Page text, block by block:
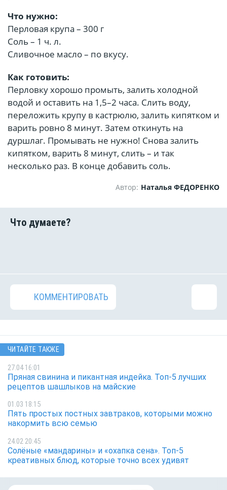
Что нужно:
Перловая крупа – 300 г
Соль – 1 ч. л.
Сливочное масло – по вкусу.
Как готовить:
Перловку хорошо промыть, залить холодной
водой и оставить на 1,5–2 часа. Слить воду,
переложить крупу в кастрюлю, залить кипятком и
варить ровно 8 минут. Затем откинуть на
дуршлаг. Промывать не нужно! Снова залить
кипятком, варить 8 минут, слить – и так
несколько раз. В конце добавить соль.
Автор: Наталья ФЕДОРЕНКО
КОММЕНТИРОВАТЬ
ЧИТАЙТЕ ТАКЖЕ
27.04 16:01
Пряная свинина и пикантная индейка. Топ-5 лучших
рецептов шашлыков на майские
01.03 18:15
Пять простых постных завтраков, которыми можно
накормить всю семью
24.02 20:45
Солёные «мандарины» и «охапка сена». Топ-5
креативных блюд, которые точно всех удивят